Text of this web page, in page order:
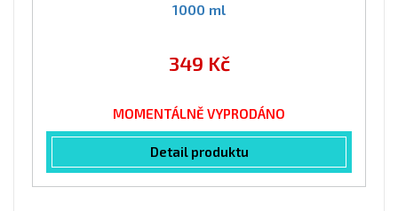
1000 ml
349 Kč
MOMENTÁLNĚ VYPRODÁNO
Detail produktu